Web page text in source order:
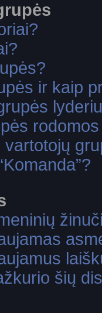
ir kaip
šių